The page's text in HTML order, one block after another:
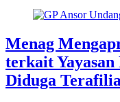
Menag
terkait
Diduga